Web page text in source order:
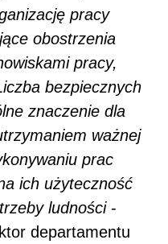
pracy
obostrzenia
pracy,
bezpiecznych
znaczenie dla
ważnej
prac
ich użyteczność
ludności -
departamentu